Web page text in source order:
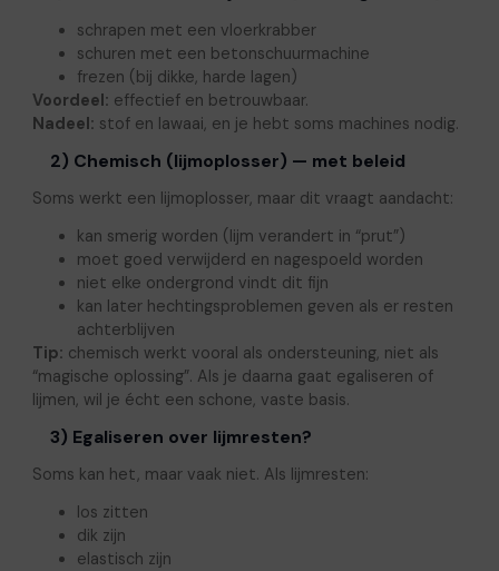
schrapen met een vloerkrabber
schuren met een betonschuurmachine
frezen (bij dikke, harde lagen)
Voordeel: effectief en betrouwbaar.
Nadeel: stof en lawaai, en je hebt soms machines nodig.
2) Chemisch (lijmoplosser) — met beleid
Soms werkt een lijmoplosser, maar dit vraagt aandacht:
kan smerig worden (lijm verandert in “prut”)
moet goed verwijderd en nagespoeld worden
niet elke ondergrond vindt dit fijn
kan later hechtingsproblemen geven als er resten
achterblijven
Tip: chemisch werkt vooral als ondersteuning, niet als
“magische oplossing”. Als je daarna gaat egaliseren of
lijmen, wil je écht een schone, vaste basis.
3) Egaliseren over lijmresten?
Soms kan het, maar vaak niet. Als lijmresten:
los zitten
dik zijn
elastisch zijn